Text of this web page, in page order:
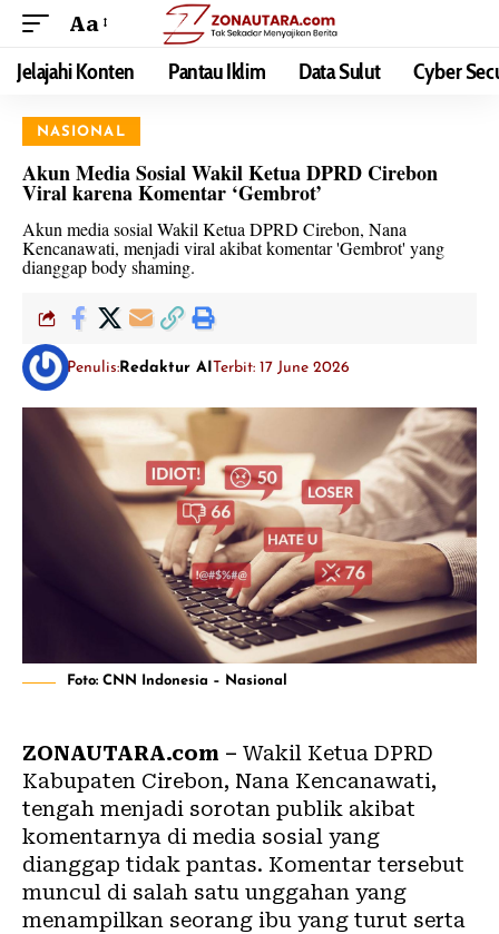
Aa
Jelajahi Konten Pantau Iklim Data Sulut Cyber
NASIONAL
Akun Media Sosial Wakil Ketua DPRD Cirebon
Viral karena Komentar ‘Gembrot’
Akun media sosial Wakil Ketua DPRD Cirebon, Nana
Kencanawati, menjadi viral akibat komentar 'Gembrot' yang
dianggap body shaming.
Penulis: Redaktur AITerbit: 17 June 2026
Foto: CNN Indonesia – Nasional
ZONAUTARA.com – Wakil Ketua DPRD
Kabupaten Cirebon, Nana Kencanawati,
tengah menjadi sorotan publik akibat
komentarnya di media sosial yang
dianggap tidak pantas. Komentar tersebut
muncul di salah satu unggahan yang
menampilkan seorang ibu yang turut serta